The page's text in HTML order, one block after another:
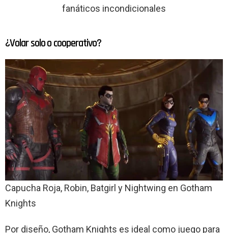
fanáticos incondicionales
¿Volar solo o cooperativo?
Capucha Roja, Robin, Batgirl y Nightwing en Gotham
Knights
Por diseño, Gotham Knights es ideal como juego para